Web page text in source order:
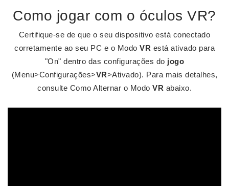
Como jogar com o óculos VR?
Certifique-se de que o seu dispositivo está conectado
corretamente ao seu PC e o Modo VR está ativado para
"On" dentro das configurações do jogo
(Menu>Configurações>VR>Ativado). Para mais detalhes,
consulte Como Alternar o Modo VR abaixo.